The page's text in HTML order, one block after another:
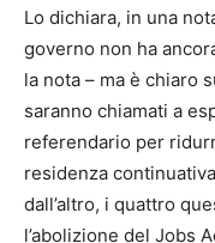
Lo dichiara, in una
governo non ha
la nota – ma è chiaro
saranno chiamati a
referendario per
residenza
dall’altro, i quattro
l’abolizione del Jobs